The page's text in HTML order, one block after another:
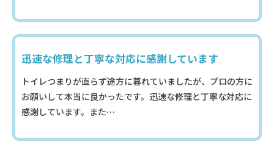
迅速な修理と丁寧な対応に感謝しています
トイレつまりが直らず途方に暮れていましたが、プロの方に
お願いして本当に良かったです。迅速な修理と丁寧な対応に
感謝しています。また…